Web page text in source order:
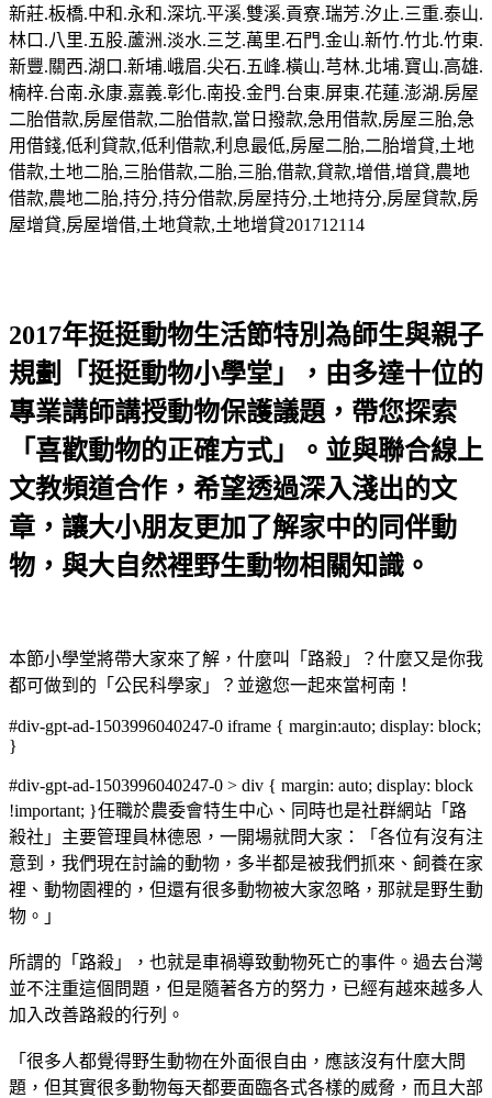
新莊.板橋.中和.永和.深坑.平溪.雙溪.貢寮.瑞芳.汐止.三重.泰山.
林口.八里.五股.蘆洲.淡水.三芝.萬里.石門.金山.新竹.竹北.竹東.
新豐.關西.湖口.新埔.峨眉.尖石.五峰.橫山.芎林.北埔.寶山.高雄.
楠梓.台南.永康.嘉義.彰化.南投.金門.台東.屏東.花蓮.澎湖.房屋
二胎借款,房屋借款,二胎借款,當日撥款,急用借款,房屋三胎,急
用借錢,低利貸款,低利借款,利息最低,房屋二胎,二胎增貸,土地
借款,土地二胎,三胎借款,二胎,三胎,借款,貸款,增借,增貸,農地
借款,農地二胎,持分,持分借款,房屋持分,土地持分,房屋貸款,房
屋增貸,房屋增借,土地貸款,土地增貸201712114
2017年挺挺動物生活節特別為師生與親子
規劃「挺挺動物小學堂」，由多達十位的
專業講師講授動物保護議題，帶您探索
「喜歡動物的正確方式」。並與聯合線上
文教頻道合作，希望透過深入淺出的文
章，讓大小朋友更加了解家中的同伴動
物，與大自然裡野生動物相關知識。
本節小學堂將帶大家來了解，什麼叫「路殺」？什麼又是你我
都可做到的「公民科學家」？並邀您一起來當柯南！
#div-gpt-ad-1503996040247-0 iframe { margin:auto; display: block;
}
#div-gpt-ad-1503996040247-0 > div { margin: auto; display: block
!important; }任職於農委會特生中心、同時也是社群網站「路
殺社」主要管理員林德恩，一開場就問大家：「各位有沒有注
意到，我們現在討論的動物，多半都是被我們抓來、飼養在家
裡、動物園裡的，但還有很多動物被大家忽略，那就是野生動
物。」
所謂的「路殺」，也就是車禍導致動物死亡的事件。過去台灣
並不注重這個問題，但是隨著各方的努力，已經有越來越多人
加入改善路殺的行列。
「很多人都覺得野生動物在外面很自由，應該沒有什麼大問
題，但其實很多動物每天都要面臨各式各樣的威脅，而且大部